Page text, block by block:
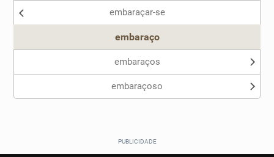
embaraçar-se
embaraço
embaraços
embaraçoso